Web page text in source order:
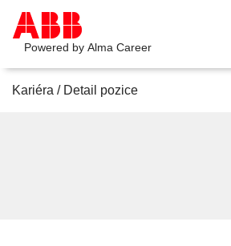
Powered by Alma Career
Kariéra / Detail pozice